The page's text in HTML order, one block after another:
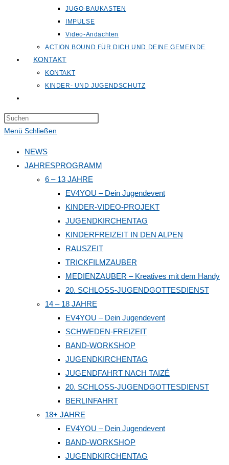
JUGO-BAUKASTEN
IMPULSE
Video-Andachten
ACTION BOUND FÜR DICH UND DEINE GEMEINDE
KONTAKT
KONTAKT
KINDER- UND JUGENDSCHUTZ
umschalten
the
panel.
Menü Schließen
NEWS
JAHRESPROGRAMM
6 – 13 JAHRE
EV4YOU – Dein Jugendevent
KINDER-VIDEO-PROJEKT
JUGENDKIRCHENTAG
KINDERFREIZEIT IN DEN ALPEN
RAUSZEIT
TRICKFILMZAUBER
MEDIENZAUBER – Kreatives mit dem Handy
20. SCHLOSS-JUGENDGOTTESDIENST
14 – 18 JAHRE
EV4YOU – Dein Jugendevent
SCHWEDEN-FREIZEIT
BAND-WORKSHOP
JUGENDKIRCHENTAG
JUGENDFAHRT NACH TAIZÉ
20. SCHLOSS-JUGENDGOTTESDIENST
BERLINFAHRT
18+ JAHRE
EV4YOU – Dein Jugendevent
BAND-WORKSHOP
JUGENDKIRCHENTAG